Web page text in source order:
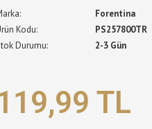
Forentina
Kodu:
PS257800TR
Durumu:
2-3 Gün
TL